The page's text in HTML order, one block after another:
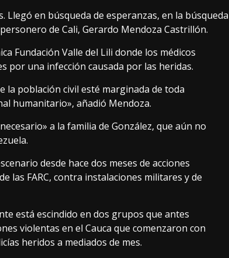
Llegó en búsqueda de esperanzas, en la búsqueda
de Cali, Gerardo Mendoza Castrillón.
Fundación Valle del Lili donde los médicos
por una infección causada por las heridas.
la población civil esté marginada de toda
humanitario», añadió Mendoza.
a la familia de González, que aún no
desde hace dos meses de acciones
las FARC, contra instalaciones militares y de
está escindido en dos grupos que antes
violentas en el Cauca que comenzaron con
heridos a mediados de mes.